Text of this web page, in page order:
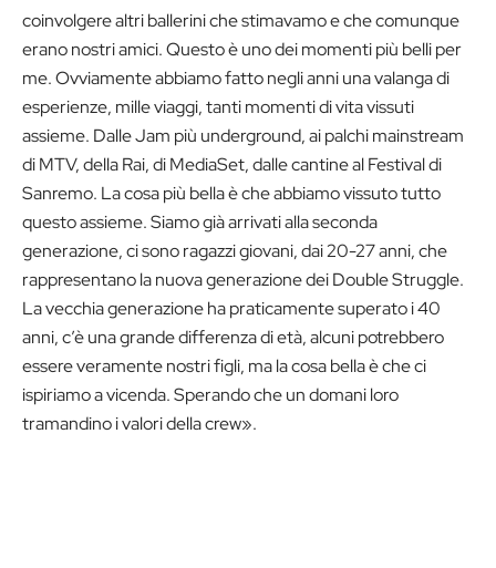
coinvolgere altri ballerini che stimavamo e che comunque
erano nostri amici. Questo è uno dei momenti più belli per
me. Ovviamente abbiamo fatto negli anni una valanga di
esperienze, mille viaggi, tanti momenti di vita vissuti
assieme. Dalle Jam più underground, ai palchi mainstream
di MTV, della Rai, di MediaSet, dalle cantine al Festival di
Sanremo. La cosa più bella è che abbiamo vissuto tutto
questo assieme. Siamo già arrivati alla seconda
generazione, ci sono ragazzi giovani, dai 20-27 anni, che
rappresentano la nuova generazione dei Double Struggle.
La vecchia generazione ha praticamente superato i 40
anni, c’è una grande differenza di età, alcuni potrebbero
essere veramente nostri figli, ma la cosa bella è che ci
ispiriamo a vicenda. Sperando che un domani loro
tramandino i valori della crew».